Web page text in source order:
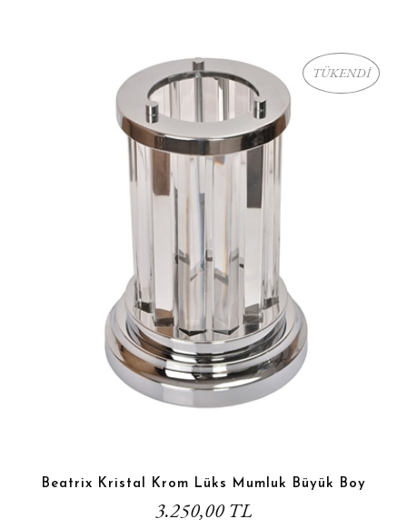
TÜKENDİ
Beatrix Kristal Krom Lüks Mumluk Büyük Boy
3.250,00 TL